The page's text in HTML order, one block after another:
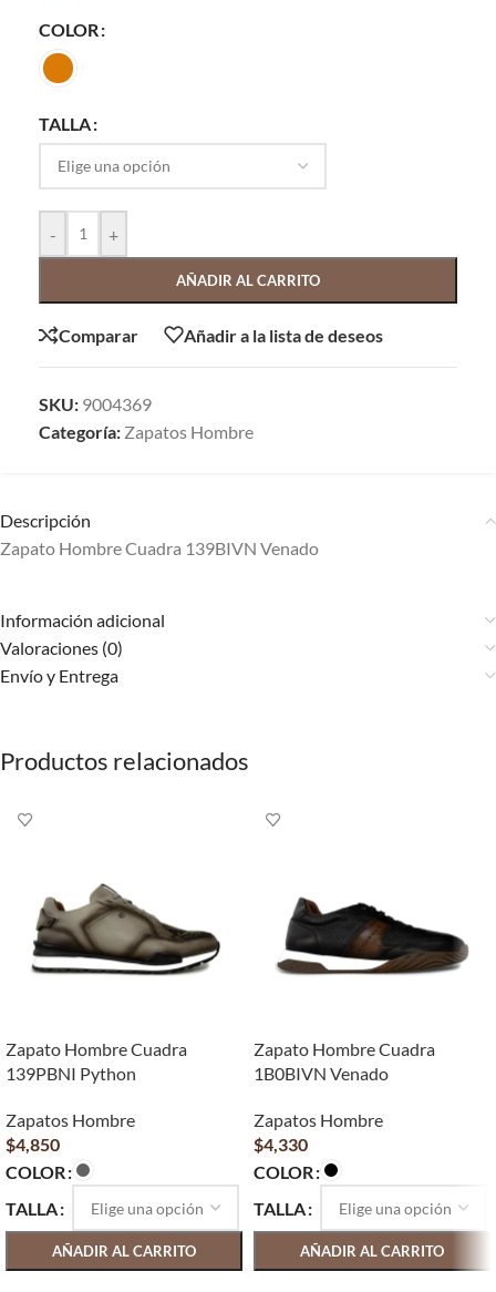
COLOR
TALLA
- +
AÑADIR AL CARRITO
Comparar Añadir a la lista de deseos
SKU: 9004369
Categoría: Zapatos Hombre
Descripción
Zapato Hombre Cuadra 139BIVN Venado
Información adicional
Valoraciones (0)
Envío y Entrega
Productos relacionados
Zapato Hombre Cuadra
139PBNI Python
Zapatos Hombre
$4,850
COLOR
TALLA
AÑADIR AL CARRITO
Zapato Hombre Cuadra
1B0BIVN Venado
Zapatos Hombre
$4,330
COLOR
TALLA
AÑADIR AL CARRITO